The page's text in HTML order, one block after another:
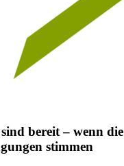
bereit – wenn die
stimmen